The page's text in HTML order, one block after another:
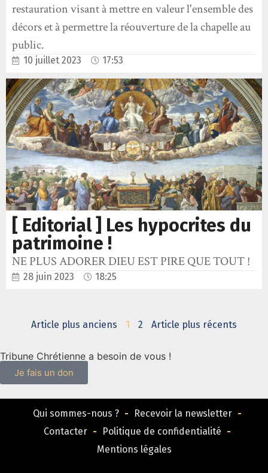
restauration visant à mettre en valeur l'ensemble des
décors et à permettre la réouverture de la chapelle au
public.
10 juillet 2023 17:53
[ Editorial ] Les hypocrites du
patrimoine !
NE PLUS ADORER DIEU EST PIRE QUE TOUT !
28 juin 2023 18:25
Article plus anciens 1 2 Article plus récents
Tribune Chrétienne a besoin de vous !
Je fais un don
Qui sommes-nous ?
Recevoir la newsletter
Contacter
Politique de confidentialité
Mentions légales